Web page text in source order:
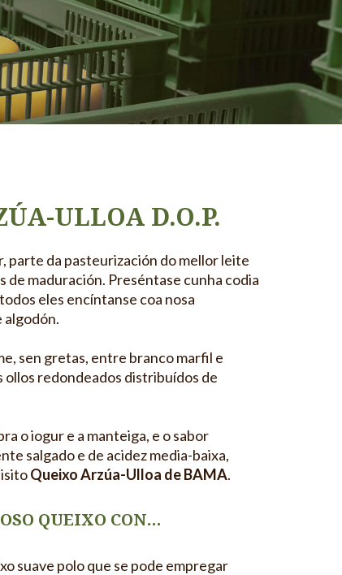
ULLOA D.O.P.
parte da pasteurización do mellor leite
de maduración. Preséntase cunha codia
eles encíntanse coa nosa
algodón.
sen gretas, entre branco marfil e
ollos redondeados distribuídos de
o iogur e a manteiga, e o sabor
salgado e de acidez media-baixa,
Queixo Arzúa-Ulloa de BAMA.
QUEIXO CON…
suave polo que se pode empregar